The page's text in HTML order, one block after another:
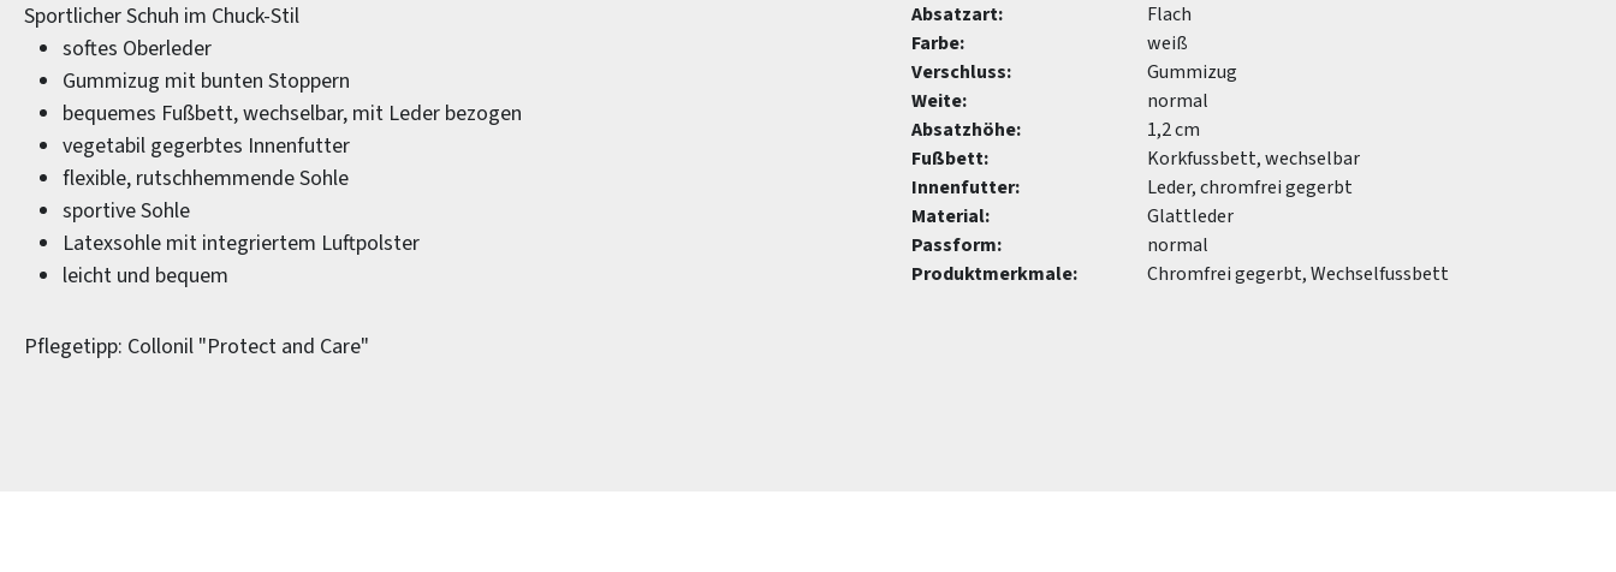
Sportlicher Schuh im Chuck-Stil
softes Oberleder
Gummizug mit bunten Stoppern
bequemes Fußbett, wechselbar, mit Leder bezogen
vegetabil gegerbtes Innenfutter
flexible, rutschhemmende Sohle
sportive Sohle
Latexsohle mit integriertem Luftpolster
leicht und bequem
Pflegetipp: Collonil "Protect and Care"
Absatzart:
Flach
Farbe:
weiß
Verschluss:
Gummizug
Weite:
normal
Absatzhöhe:
1,2 cm
Fußbett:
Korkfussbett, wechselbar
Innenfutter:
Leder, chromfrei gegerbt
Material:
Glattleder
Passform:
normal
Produktmerkmale:
Chromfrei gegerbt, Wechselfussbett